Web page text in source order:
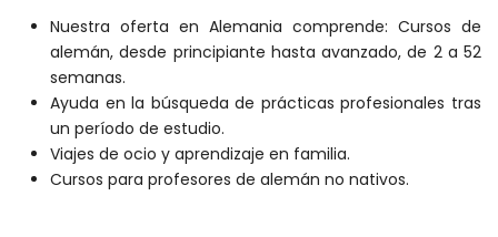
Nuestra oferta en Alemania comprende: Cursos de
alemán, desde principiante hasta avanzado, de 2 a 52
semanas.
Ayuda en la búsqueda de prácticas profesionales tras
un período de estudio.
Viajes de ocio y aprendizaje en familia.
Cursos para profesores de alemán no nativos.